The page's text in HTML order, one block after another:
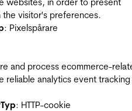
visitor's preferences.
: Pixelspårare
and process ecommerce-
reliable analytics event tracking
Typ: HTTP-cookie